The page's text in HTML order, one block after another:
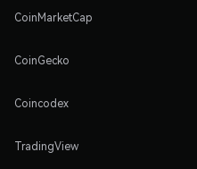
CoinMarketCap
CoinGecko
Coincodex
TradingView